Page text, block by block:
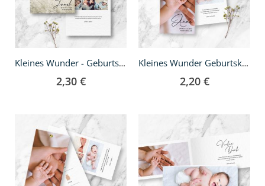
Kleines Wunder - Geburtskarte A5
2,30 €
Kleines Wunder Geburtskarte - DIN lang
2,20 €